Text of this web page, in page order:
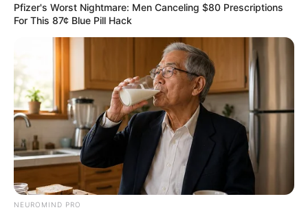
Pfizer's Worst Nightmare: Men Canceling $80 Prescriptions
For This 87¢ Blue Pill Hack
NEUROMIND PRO